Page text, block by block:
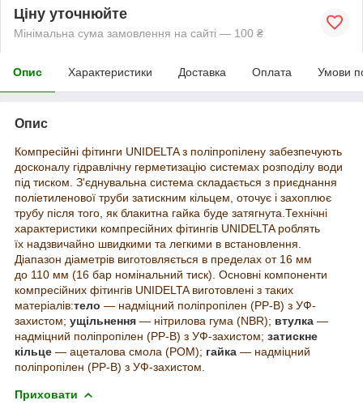
Ціну уточнюйте
Мінімальна сума замовлення на сайті — 100 ₴
Опис Характеристики Доставка Оплата Умови
Опис
Компресійні фітинги UNIDELTA з поліпропілену забезпечують
досконалу гідравлічну герметизацію системах розподілу води
під тиском. З'єднувальна система складається з приєднання
поліетиленової труби затискним кільцем, оточує і захоплює
трубу після того, як блакитна гайка буде затягнута.Технічні
характеристики компресійних фітингів UNIDELTA роблять
їх надзвичайно швидкими та легкими в встановлення.
Діапазон діаметрів виготовляється в пределах от 16 мм
до 110 мм (16 бар номінальний тиск). Основні компоненти
компресійних фітингів UNIDELTA виготовлені з таких
матеріалів:тело — надміцний поліпропілен (PP-B) з УФ-
захистом; ущільнення — нітрилова гума (NBR); втулка —
надміцний поліпропілен (PP-B) з УФ-захистом; затискне
кільце — ацеталова смола (POM); гайка — надміцний
поліпропілен (PP-B) з УФ-захистом.
Приховати